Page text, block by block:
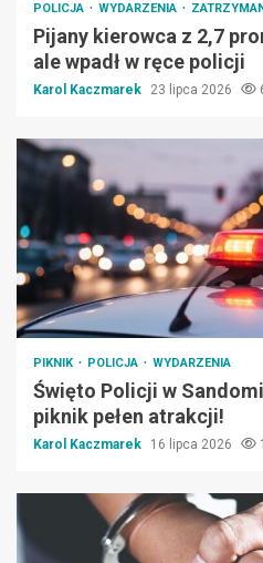
POLICJA WYDARZENIA
Pijany kierowca z 2,7
ale wpadł w ręce policji
Karol Kaczmarek 23 lipca 2026
PIKNIK POLICJA WYDARZENIA
Święto Policji w
piknik pełen atrakcji!
Karol Kaczmarek 16 lipca 2026